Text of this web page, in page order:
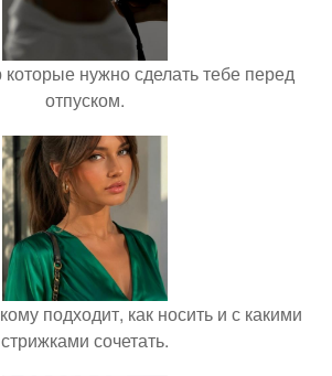
нужно сделать тебе перед
отпуском.
подходит, как носить и с какими
стрижками сочетать.